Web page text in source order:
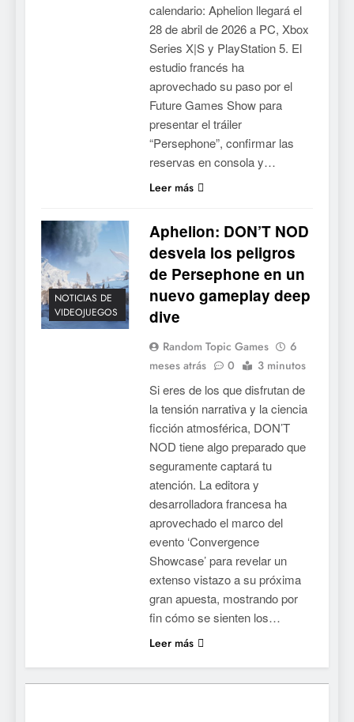
calendario: Aphelion llegará el
28 de abril de 2026 a PC, Xbox
Series X|S y PlayStation 5. El
estudio francés ha
aprovechado su paso por el
Future Games Show para
presentar el tráiler
“Persephone”, confirmar las
reservas en consola y…
Leer más
NOTICIAS DE
VIDEOJUEGOS
Aphelion: DON’T NOD
desvela los peligros
de Persephone en un
nuevo gameplay deep
dive
Random Topic Games
6
meses atrás
0 3 minutos
Si eres de los que disfrutan de
la tensión narrativa y la ciencia
ficción atmosférica, DON’T
NOD tiene algo preparado que
seguramente captará tu
atención. La editora y
desarrolladora francesa ha
aprovechado el marco del
evento ‘Convergence
Showcase’ para revelar un
extenso vistazo a su próxima
gran apuesta, mostrando por
fin cómo se sienten los…
Leer más
flotante con alma de álbum
de cromos
NOTICIAS DE VIDEOJUEGOS
6
Palworld 1.0: fecha,
con el lanzamiento
completo
NOTICIAS DE VIDEOJUEGOS
Mistbound: Guild Wars
tendrá su primer CCG digital
para PC y móviles
NOTICIAS DE VIDEOJUEGOS
Onimusha: Way of the Sword
ya tiene fecha: Capcom
lanza demo gratuita y abre
reservas
NOTICIAS DE VIDEOJUEGOS
Moonlighter está gratis en
Steam por tiempo limitado y
Epic regala otros dos juegos
NOTICIAS DE VIDEOJUEGOS